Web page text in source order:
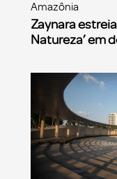
Amazônia
Zaynara
Natureza’ em